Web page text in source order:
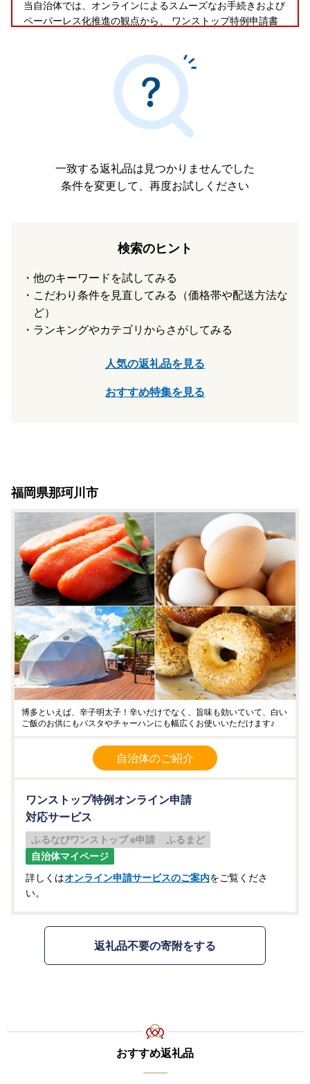
当自治体では、オンラインによるスムーズなお手続きおよび
ペーパーレス化推進の観点から、 ワンストップ特例申請書
続きをお願いいたします。
「総務大臣から「ふるさと納税の対象となる地方団体」とし
さと納税の対象となりました。
引き続き那珂川市を応援していただきますよう、よろしくお
一致する返礼品は見つかりませんでした
条件を変更して、再度お試しください
検索のヒント
他のキーワードを試してみる
こだわり条件を見直してみる（価格帯や配送方法な
ど）
ランキングやカテゴリからさがしてみる
人気の返礼品を見る
おすすめ特集を見る
福岡県那珂川市
博多といえば、辛子明太子！辛いだけでなく、旨味も効いていて、白い
ご飯のお供にもパスタやチャーハンにも幅広くお使いいただけます♪
自治体のご紹介
ワンストップ特例オンライン申請
対応サービス
ふるなびワンストップ e申請
ふるまど
自治体マイページ
詳しくはオンライン申請サービスのご案内をご覧くださ
い。
返礼品不要の寄附をする
おすすめ返礼品